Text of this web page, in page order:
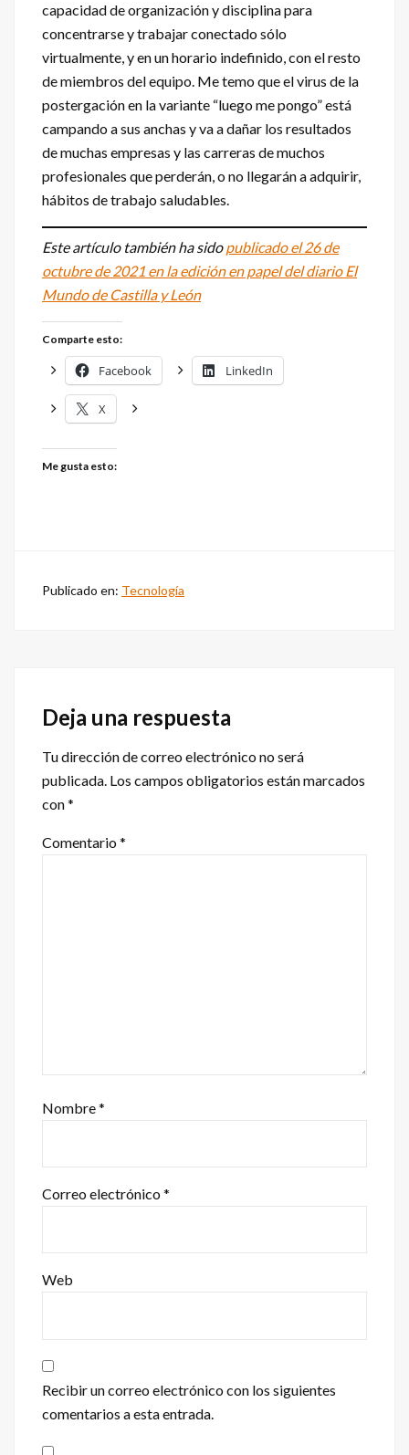
capacidad de organización y disciplina para
concentrarse y trabajar conectado sólo
virtualmente, y en un horario indefinido, con el resto
de miembros del equipo. Me temo que el virus de la
postergación en la variante “luego me pongo” está
campando a sus anchas y va a dañar los resultados
de muchas empresas y las carreras de muchos
profesionales que perderán, o no llegarán a adquirir,
hábitos de trabajo saludables.
Este artículo también ha sidopublicado el 26 de
octubre de 2021 en la edición en papel del diario El
Mundo de Castilla y León
Comparte esto:
Facebook LinkedIn
X
Me gusta esto:
Publicado en: Tecnología
con
lectores
Deja una respuesta
Tu dirección de correo electrónico no será
publicada. Los campos obligatorios están marcados
con*
Comentario*
Nombre*
Correo electrónico*
Web
Recibir un correo electrónico con los siguientes
comentarios a esta entrada.